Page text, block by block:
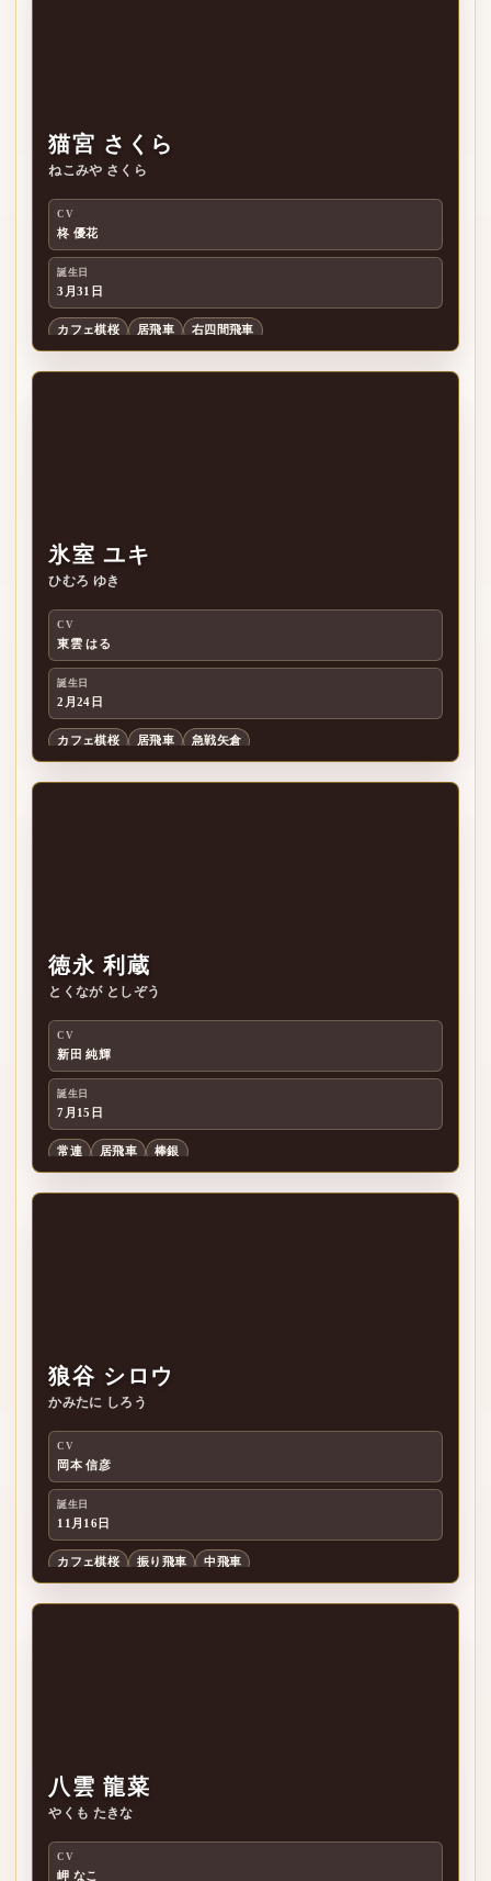
猫宮 さくら
ねこみや さくら
CV
柊 優花
誕生日
3月31日
カフェ棋桜 居飛車 右四間飛車
氷室 ユキ
ひむろ ゆき
CV
東雲 はる
誕生日
2月24日
カフェ棋桜 居飛車 急戦矢倉
徳永 利蔵
とくなが としぞう
CV
新田 純輝
誕生日
7月15日
常連 居飛車 棒銀
狼谷 シロウ
かみたに しろう
CV
岡本 信彦
誕生日
11月16日
カフェ棋桜 振り飛車 中飛車
八雲 龍菜
やくも たきな
CV
岬 なこ